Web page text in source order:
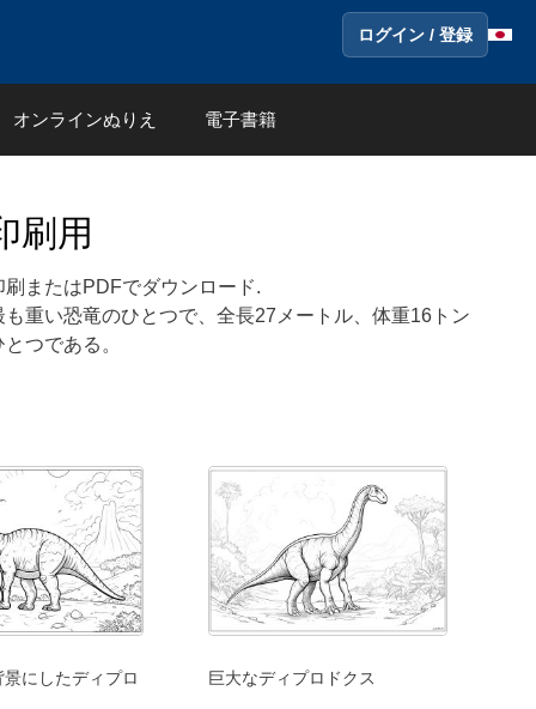
ログイン / 登録
オンラインぬりえ 電子書籍
刷用
またはPDFでダウンロード.
重い恐竜のひとつで、全長27メートル、体重16トン
つである。
にしたディプロ 巨大なディプロドクス